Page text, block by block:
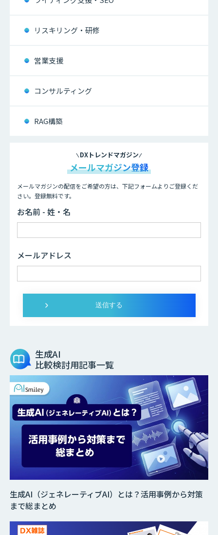
リスキリング・研修
営業支援
コンサルティング
RAG構築
DXトレンドマガジン
メールマガジン登録
メールマガジンの配信をご希望の方は、下記フォームよりご登録くだ
さい。登録無料です。
お名前 - 姓・名
メールアドレス
生成AI
比較検討用記事一覧
生成AI（ジェネレーティブAI）とは？活用事例から対策
まで総まとめ